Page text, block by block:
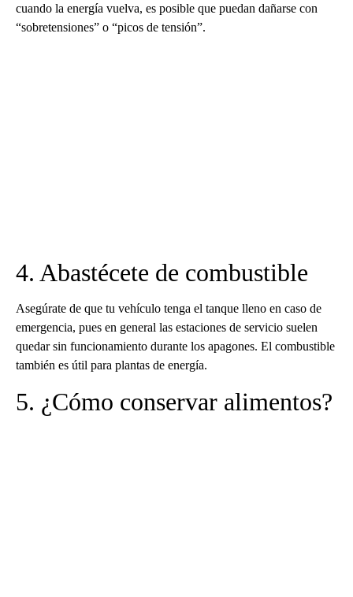
cuando la energía vuelva, es posible que puedan dañarse con
“sobretensiones” o “picos de tensión”.
4. Abastécete de combustible
Asegúrate de que tu vehículo tenga el tanque lleno en caso de
emergencia, pues en general las estaciones de servicio suelen
quedar sin funcionamiento durante los apagones. El combustible
también es útil para plantas de energía.
5. ¿Cómo conservar alimentos?